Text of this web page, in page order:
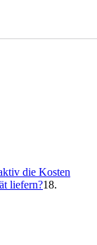
die Kosten
liefern?18.